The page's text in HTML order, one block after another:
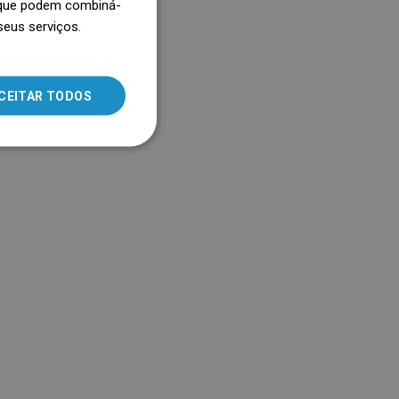
SLOVAK
ROMANIAN
FRENCH
podem combiná-
serviços.
TODOS